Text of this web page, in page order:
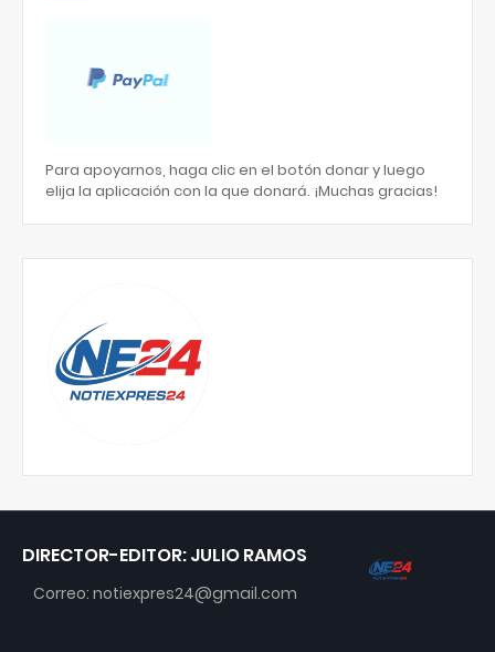
Para apoyarnos, haga clic en el botón donar y luego
elija la aplicación con la que donará. ¡Muchas gracias!
DIRECTOR-EDITOR: JULIO RAMOS
Correo: notiexpres24@gmail.com